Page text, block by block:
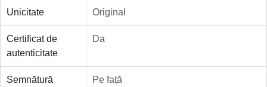
Unicitate Original
Certificat de
autenticitate
Da
Semnătură Pe față